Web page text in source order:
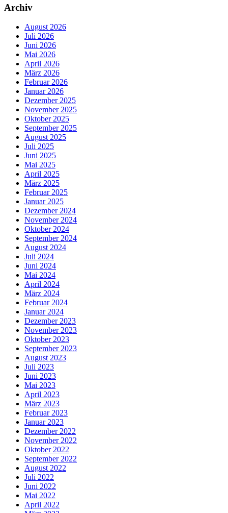
Archiv
August 2026
Juli 2026
Juni 2026
Mai 2026
April 2026
März 2026
Februar 2026
Januar 2026
Dezember 2025
November 2025
Oktober 2025
September 2025
August 2025
Juli 2025
Juni 2025
Mai 2025
April 2025
März 2025
Februar 2025
Januar 2025
Dezember 2024
November 2024
Oktober 2024
September 2024
August 2024
Juli 2024
Juni 2024
Mai 2024
April 2024
März 2024
Februar 2024
Januar 2024
Dezember 2023
November 2023
Oktober 2023
September 2023
August 2023
Juli 2023
Juni 2023
Mai 2023
April 2023
März 2023
Februar 2023
Januar 2023
Dezember 2022
November 2022
Oktober 2022
September 2022
August 2022
Juli 2022
Juni 2022
Mai 2022
April 2022